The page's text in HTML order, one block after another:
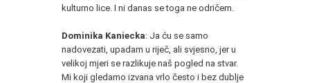
kulturno lice. I ni danas se toga ne odričem.
Dominika Kaniecka: Ja ću se samo
nadovezati, upadam u riječ, ali svjesno, jer u
velikoj mjeri se razlikuje naš pogled na stvar.
Mi koji gledamo izvana vrlo često i bez dublje